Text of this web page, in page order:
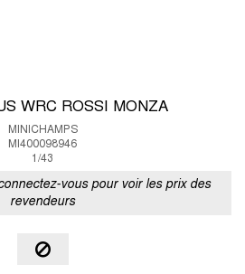
WRC ROSSI MONZA
MINICHAMPS
MI400098946
1/43
vous pour voir les prix des
revendeurs